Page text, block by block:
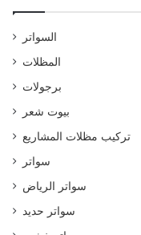
السواتر
المظلات
برجولات
بيوت شعر
تركيب مظلات المشاريع
سواتر
سواتر الرياض
سواتر حديد